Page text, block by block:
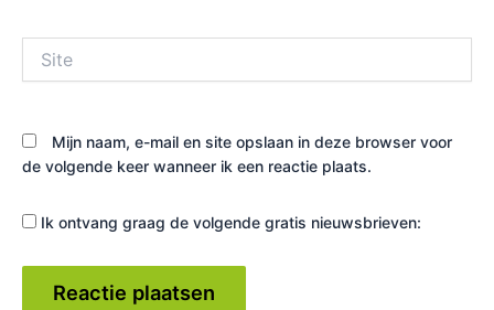
Mijn naam, e-mail en site opslaan in deze browser voor
de volgende keer wanneer ik een reactie plaats.
Ik ontvang graag de volgende gratis nieuwsbrieven: